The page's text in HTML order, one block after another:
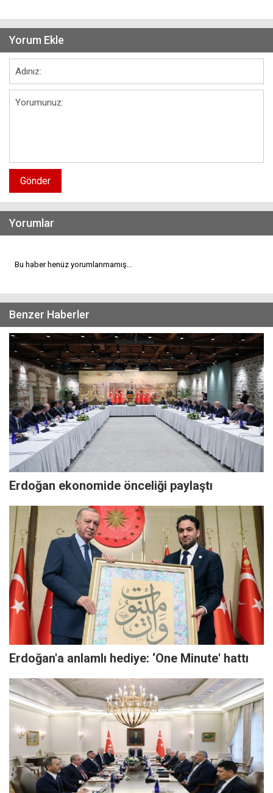
Yorum Ekle
Gönder
Yorumlar
Bu haber henüz yorumlanmamış...
Benzer Haberler
Erdoğan ekonomide önceliği paylaştı
Erdoğan'a anlamlı hediye: ‘One Minute' hattı